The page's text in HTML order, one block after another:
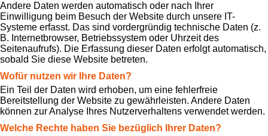
Andere Daten werden automatisch oder nach Ihrer
Einwilligung beim Besuch der Website durch unsere IT-
Systeme erfasst. Das sind vordergründig technische Daten (z.
B. Internetbrowser, Betriebssystem oder Uhrzeit des
Seitenaufrufs). Die Erfassung dieser Daten erfolgt automatisch,
sobald Sie diese Website betreten.
Wofür nutzen wir Ihre Daten?
Ein Teil der Daten wird erhoben, um eine fehlerfreie
Bereitstellung der Website zu gewährleisten. Andere Daten
können zur Analyse Ihres Nutzerverhaltens verwendet werden.
Welche Rechte haben Sie bezüglich Ihrer Daten?